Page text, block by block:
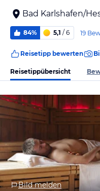
Bad Karlshafen/
84% 5,1 / 6 19
Reisetipp bewerten
Reisetippübersicht
Bild melden